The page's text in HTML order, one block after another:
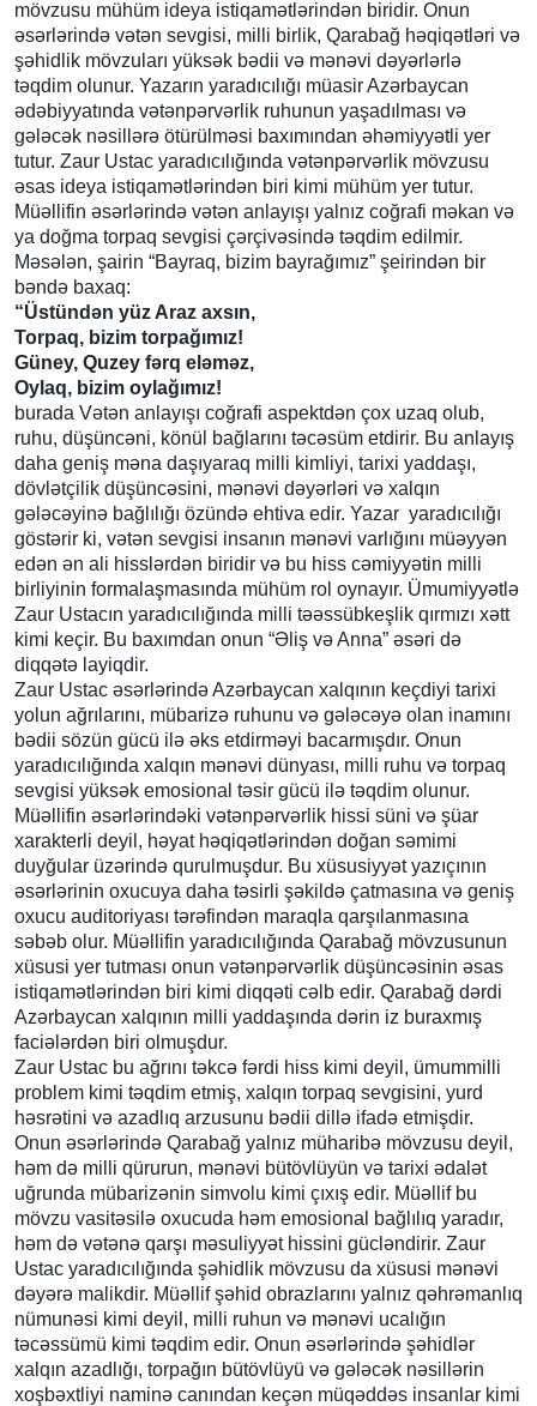
mövzusu mühüm ideya istiqamətlərindən biridir. Onun
əsərlərində vətən sevgisi, milli birlik, Qarabağ həqiqətləri və
şəhidlik mövzuları yüksək bədii və mənəvi dəyərlərlə
təqdim olunur. Yazarın yaradıcılığı müasir Azərbaycan
ədəbiyyatında vətənpərvərlik ruhunun yaşadılması və
gələcək nəsillərə ötürülməsi baxımından əhəmiyyətli yer
tutur. Zaur Ustac yaradıcılığında vətənpərvərlik mövzusu
əsas ideya istiqamətlərindən biri kimi mühüm yer tutur.
Müəllifin əsərlərində vətən anlayışı yalnız coğrafi məkan və
ya doğma torpaq sevgisi çərçivəsində təqdim edilmir.
Məsələn, şairin “Bayraq, bizim bayrağımız” şeirindən bir
bəndə baxaq:
“Üstündən yüz Araz axsın,
Torpaq, bizim torpağımız!
Güney, Quzey fərq eləməz,
Oylaq, bizim oylağımız!
burada Vətən anlayışı coğrafi aspektdən çox uzaq olub,
ruhu, düşüncəni, könül bağlarını təcəsüm etdirir. Bu anlayış
daha geniş məna daşıyaraq milli kimliyi, tarixi yaddaşı,
dövlətçilik düşüncəsini, mənəvi dəyərləri və xalqın
gələcəyinə bağlılığı özündə ehtiva edir. Yazar yaradıcılığı
göstərir ki, vətən sevgisi insanın mənəvi varlığını müəyyən
edən ən ali hisslərdən biridir və bu hiss cəmiyyətin milli
birliyinin formalaşmasında mühüm rol oynayır. Ümumiyyətlə
Zaur Ustacın yaradıcılığında milli təəssübkeşlik qırmızı xətt
kimi keçir. Bu baxımdan onun “Əliş və Anna” əsəri də
diqqətə layiqdir.
Zaur Ustac əsərlərində Azərbaycan xalqının keçdiyi tarixi
yolun ağrılarını, mübarizə ruhunu və gələcəyə olan inamını
bədii sözün gücü ilə əks etdirməyi bacarmışdır. Onun
yaradıcılığında xalqın mənəvi dünyası, milli ruhu və torpaq
sevgisi yüksək emosional təsir gücü ilə təqdim olunur.
Müəllifin əsərlərindəki vətənpərvərlik hissi süni və şüar
xarakterli deyil, həyat həqiqətlərindən doğan səmimi
duyğular üzərində qurulmuşdur. Bu xüsusiyyət yazıçının
əsərlərinin oxucuya daha təsirli şəkildə çatmasına və geniş
oxucu auditoriyası tərəfindən maraqla qarşılanmasına
səbəb olur. Müəllifin yaradıcılığında Qarabağ mövzusunun
xüsusi yer tutması onun vətənpərvərlik düşüncəsinin əsas
istiqamətlərindən biri kimi diqqəti cəlb edir. Qarabağ dərdi
Azərbaycan xalqının milli yaddaşında dərin iz buraxmış
faciələrdən biri olmuşdur.
Zaur Ustac bu ağrını təkcə fərdi hiss kimi deyil, ümummilli
problem kimi təqdim etmiş, xalqın torpaq sevgisini, yurd
həsrətini və azadlıq arzusunu bədii dillə ifadə etmişdir.
Onun əsərlərində Qarabağ yalnız müharibə mövzusu deyil,
həm də milli qürurun, mənəvi bütövlüyün və tarixi ədalət
uğrunda mübarizənin simvolu kimi çıxış edir. Müəllif bu
mövzu vasitəsilə oxucuda həm emosional bağlılıq yaradır,
həm də vətənə qarşı məsuliyyət hissini gücləndirir. Zaur
Ustac yaradıcılığında şəhidlik mövzusu da xüsusi mənəvi
dəyərə malikdir. Müəllif şəhid obrazlarını yalnız qəhrəmanlıq
nümunəsi kimi deyil, milli ruhun və mənəvi ucalığın
təcəssümü kimi təqdim edir. Onun əsərlərində şəhidlər
xalqın azadlığı, torpağın bütövlüyü və gələcək nəsillərin
xoşbəxtliyi naminə canından keçən müqəddəs insanlar kimi